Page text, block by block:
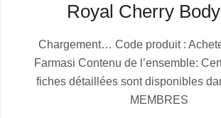
Royal Cherry
10-
13
Chargement… Code produit :
Farmasi Contenu de l’ensemble:
fiches détaillées sont disponibles
MEMBRES